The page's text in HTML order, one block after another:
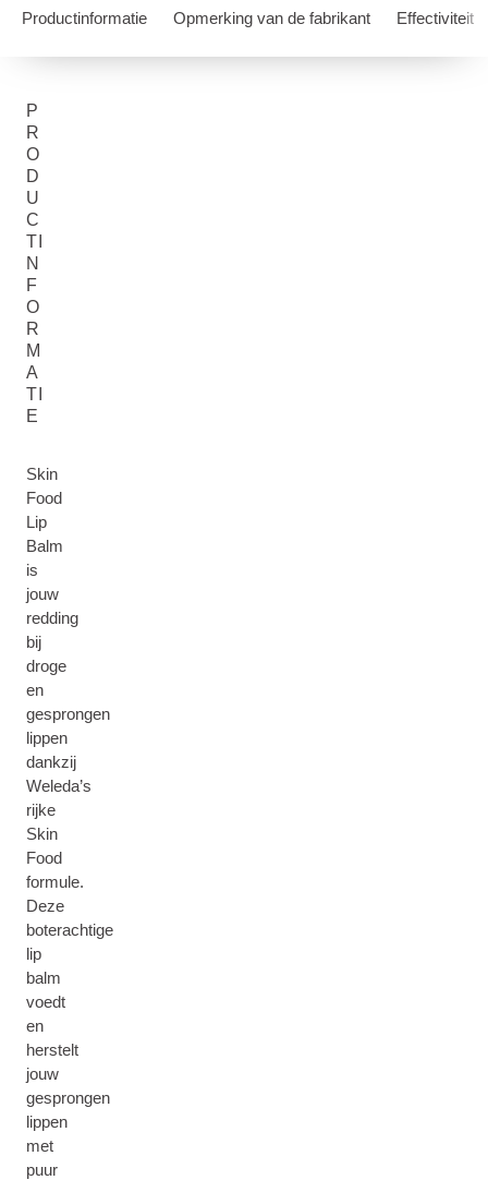
Productinformatie Opmerking van de fabrikant Effectiviteit
P
R
O
D
U
C
TI
N
F
O
R
M
A
TI
E
Skin
Food
Lip
Balm
is
jouw
redding
bij
droge
en
gesprongen
lippen
dankzij
Weleda’s
rijke
Skin
Food
formule.
Deze
boterachtige
lip
balm
voedt
en
herstelt
jouw
gesprongen
lippen
met
puur